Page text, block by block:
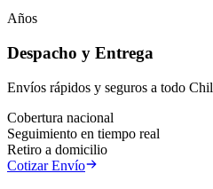
Años
Despacho y Entrega
Envíos rápidos y seguros a todo
Cobertura nacional
Seguimiento en tiempo real
Retiro a domicilio
Cotizar Envío